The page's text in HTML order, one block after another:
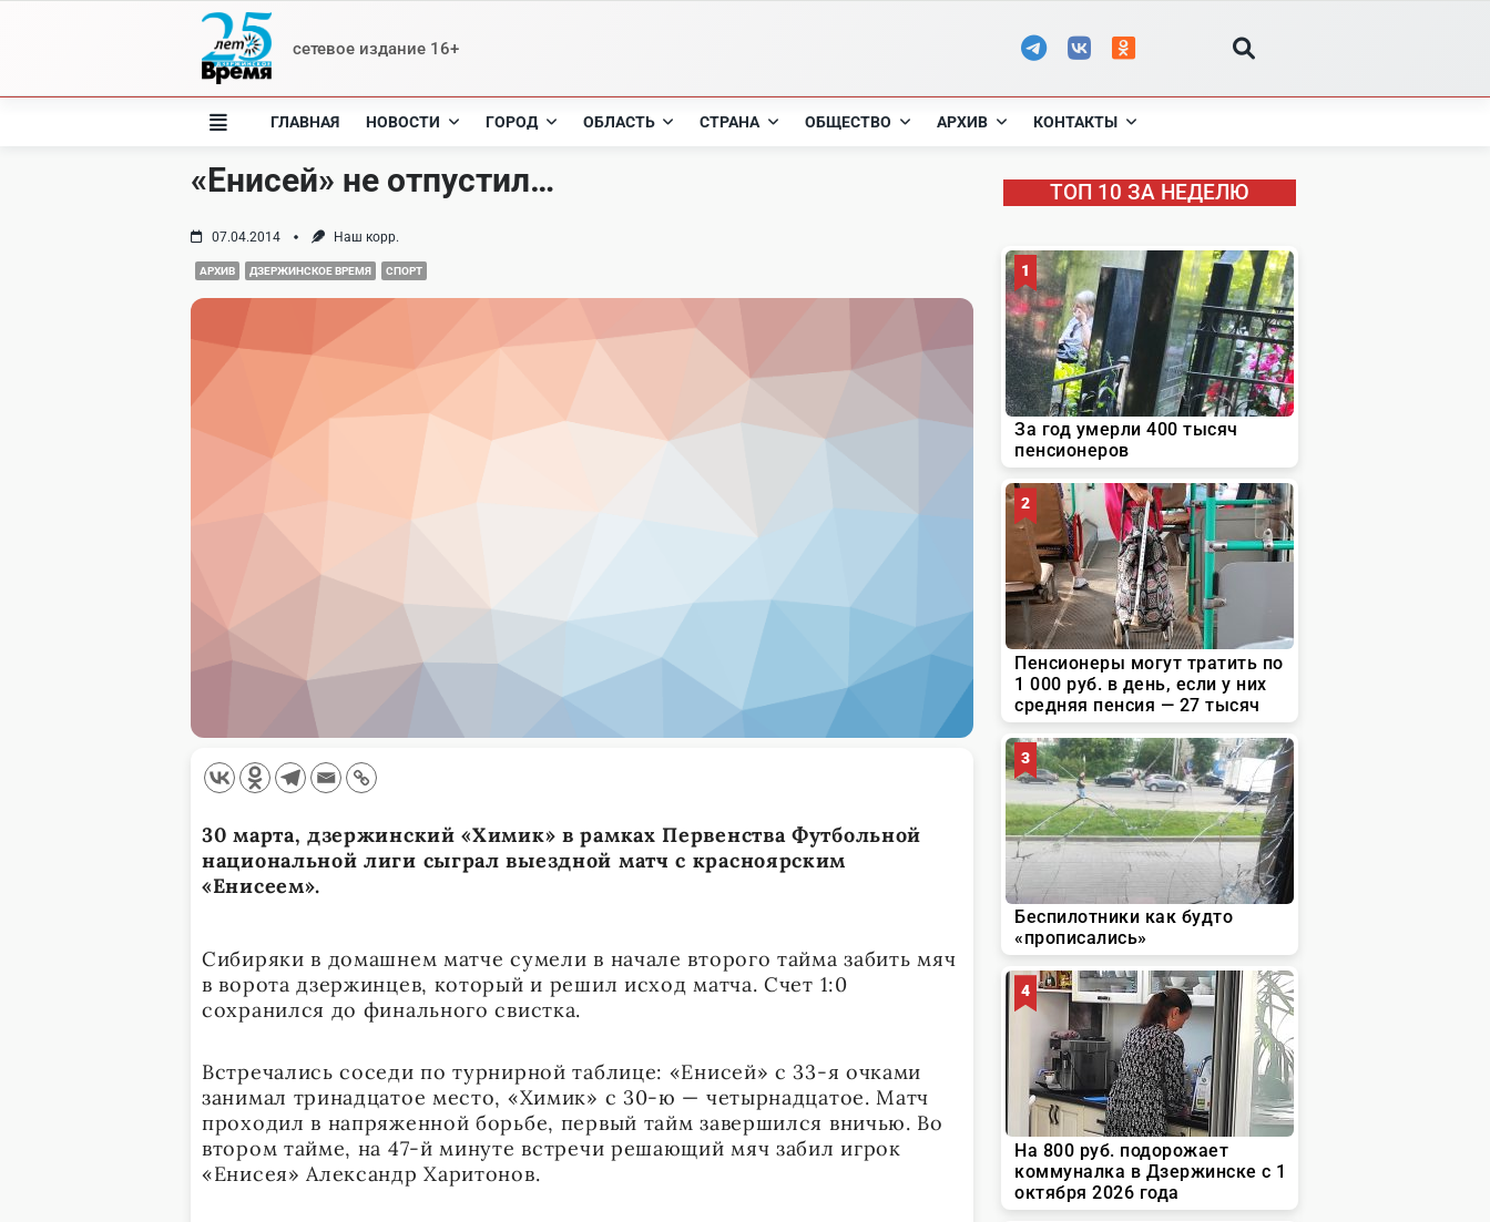
сетевое издание 16+
ГЛАВНАЯ НОВОСТИ ГОРОД ОБЛАСТЬ СТРАНА ОБЩЕСТВО АРХИВ КОНТАКТЫ
«Енисей» не отпустил…
07.04.2014 Наш корр.
АРХИВ ДЗЕРЖИНСКОЕ ВРЕМЯ СПОРТ
30 марта, дзержинский «Химик» в рамках Первенства Футбольной
национальной лиги сыграл выездной матч с красноярским
«Енисеем».
Сибиряки в домашнем матче сумели в начале второго тайма забить мяч
в ворота дзержинцев, который и решил исход матча. Счет 1:0
сохранился до финального свистка.
Встречались соседи по турнирной таблице: «Енисей» с 33-я очками
занимал тринадцатое место, «Химик» с 30-ю — четырнадцатое. Матч
проходил в напряженной борьбе, первый тайм завершился вничью. Во
втором тайме, на 47-й минуте встречи решающий мяч забил игрок
«Енисея» Александр Харитонов.
ТОП 10 ЗА НЕДЕЛЮ